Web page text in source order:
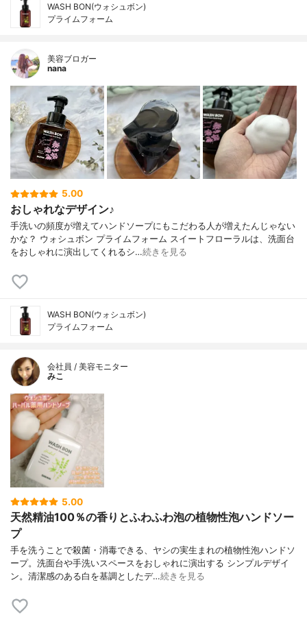
WASH BON(ウォシュボン)
プライムフォーム
美容ブロガー
nana
5.00
おしゃれなデザイン♪
手洗いの頻度が増えてハンドソープにもこだわる人が増えたんじゃない
かな？ ウォシュボン プライムフォーム スイートフローラルは、洗面台
をおしゃれに演出してくれるシ…続きを見る
WASH BON(ウォシュボン)
プライムフォーム
会社員 / 美容モニター
みこ
5.00
天然精油100％の香りとふわふわ泡の植物性泡ハンドソー
プ
手を洗うことで殺菌・消毒できる、ヤシの実生まれの植物性泡ハンドソ
ープ。洗面台や手洗いスペースをおしゃれに演出する シンプルデザイ
ン。清潔感のある白を基調としたデ…続きを見る